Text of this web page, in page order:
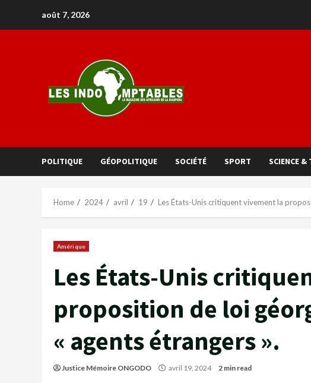
août 7, 2026
POLITIQUE GÉOPOLITIQUE SOCIÉTÉ SPORT SCIENCE &
Home 2024 avril 19 Les États-Unis critiquent vivement la
Amérique
Les États-Unis
proposition de loi
« agents étrangers ».
Justice Mémoire ONGODO avril 19, 2024 2 min read